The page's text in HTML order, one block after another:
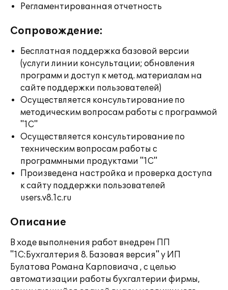
Регламентированная отчетность
Сопровождение:
Бесплатная поддержка базовой версии
(услуги линии консультации; обновления
программ и доступ к метод. материалам на
сайте поддержки пользователей)
Осуществляется консультирование по
методическим вопросам работы с программой
"1С"
Осуществляется консультирование по
техническим вопросам работы с
программными продуктами "1С"
Произведена настройка и проверка доступа
к сайту поддержки пользователей
users.v8.1c.ru
Описание
В ходе выполнения работ внедрен ПП
"1С:Бухгалтерия 8. Базовая версия" у ИП
Булатова Романа Карповиача , с целью
автоматизации работы бухгалтерии фирмы,